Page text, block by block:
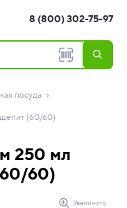
8 (800) 302-75-97
посуда
(60/60)
250 мл
60)
Увеличить